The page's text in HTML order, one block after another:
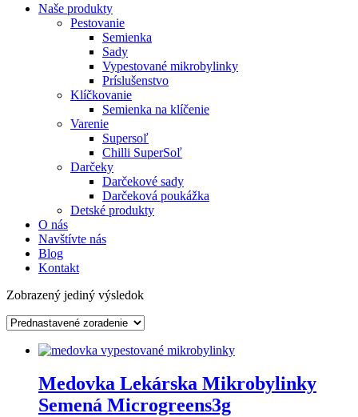
Naše produkty
Pestovanie
Semienka
Sady
Vypestované mikrobylinky
Príslušenstvo
Klíčkovanie
Semienka na klíčenie
Varenie
Supersoľ
Chilli SuperSoľ
Darčeky
Darčekové sady
Darčeková poukážka
Detské produkty
O nás
Navštívte nás
Blog
Kontakt
Zobrazený jediný výsledok
Medovka Lekárska Mikrobylinky
Semená Microgreens3g